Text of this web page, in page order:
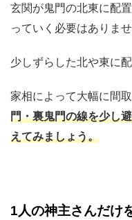
玄関が鬼門の北東に配
っていく必要はありませ
少しずらした北や東に
家相によって大幅に間
門・裏鬼門の線を少し
えてみましょう。
1人の神主さんだけ